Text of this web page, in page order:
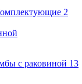
2
с раковиной 13